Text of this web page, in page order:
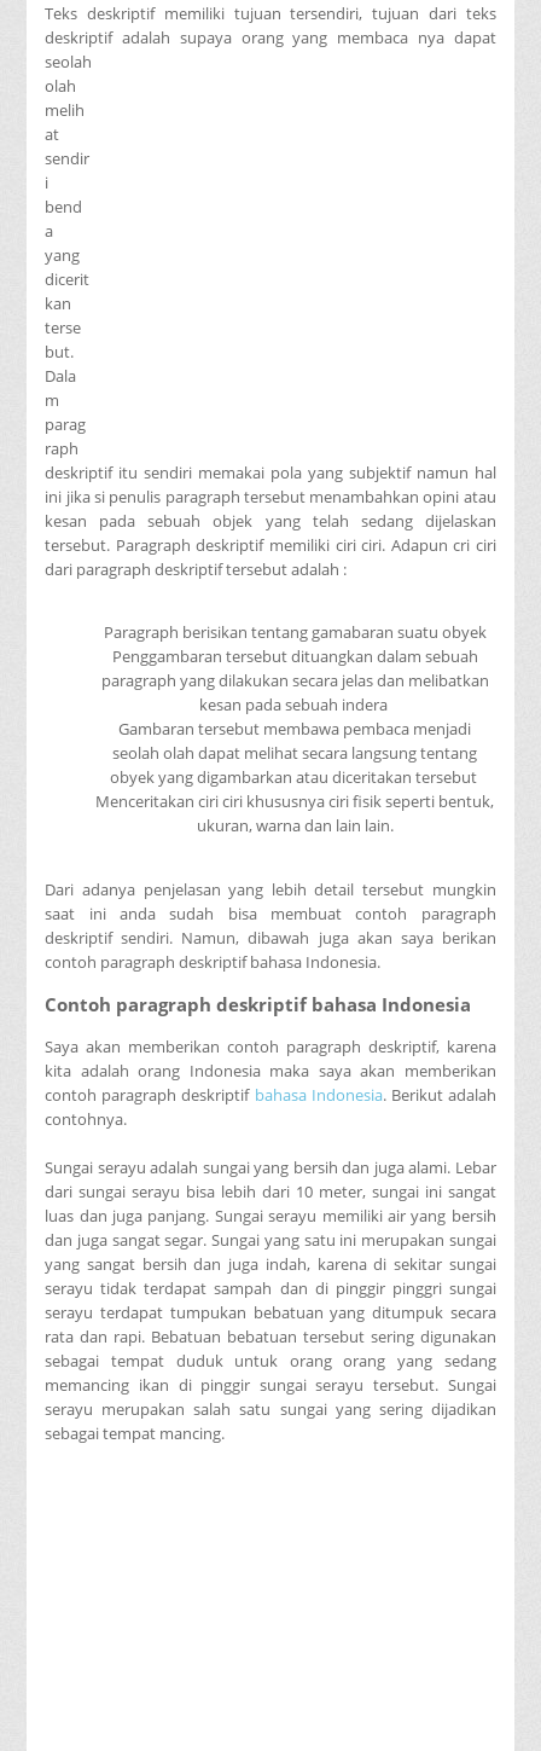
Teks deskriptif memiliki tujuan tersendiri, tujuan dari teks
deskriptif adalah supaya orang yang membaca nya dapat
seolah
olah
melih
at
sendir
i
bend
a
yang
dicerit
kan
terse
but.
Dala
m
parag
raph
deskriptif itu sendiri memakai pola yang subjektif namun hal
ini jika si penulis paragraph tersebut menambahkan opini atau
kesan pada sebuah objek yang telah sedang dijelaskan
tersebut. Paragraph deskriptif memiliki ciri ciri. Adapun cri ciri
dari paragraph deskriptif tersebut adalah :
Paragraph berisikan tentang gamabaran suatu obyek
Penggambaran tersebut dituangkan dalam sebuah
paragraph yang dilakukan secara jelas dan melibatkan
kesan pada sebuah indera
Gambaran tersebut membawa pembaca menjadi
seolah olah dapat melihat secara langsung tentang
obyek yang digambarkan atau diceritakan tersebut
Menceritakan ciri ciri khususnya ciri fisik seperti bentuk,
ukuran, warna dan lain lain.
Dari adanya penjelasan yang lebih detail tersebut mungkin
saat ini anda sudah bisa membuat contoh paragraph
deskriptif sendiri. Namun, dibawah juga akan saya berikan
contoh paragraph deskriptif bahasa Indonesia.
Contoh paragraph deskriptif bahasa Indonesia
Saya akan memberikan contoh paragraph deskriptif, karena
kita adalah orang Indonesia maka saya akan memberikan
contoh paragraph deskriptif bahasa Indonesia. Berikut adalah
contohnya.
Sungai serayu adalah sungai yang bersih dan juga alami. Lebar
dari sungai serayu bisa lebih dari 10 meter, sungai ini sangat
luas dan juga panjang. Sungai serayu memiliki air yang bersih
dan juga sangat segar. Sungai yang satu ini merupakan sungai
yang sangat bersih dan juga indah, karena di sekitar sungai
serayu tidak terdapat sampah dan di pinggir pinggri sungai
serayu terdapat tumpukan bebatuan yang ditumpuk secara
rata dan rapi. Bebatuan bebatuan tersebut sering digunakan
sebagai tempat duduk untuk orang orang yang sedang
memancing ikan di pinggir sungai serayu tersebut. Sungai
serayu merupakan salah satu sungai yang sering dijadikan
sebagai tempat mancing.